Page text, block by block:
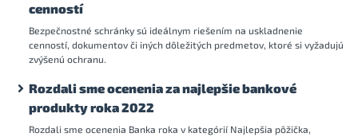
cenností
Bezpečnostné schránky sú ideálnym riešením na uskladnenie
cenností, dokumentov či iných dôležitých predmetov, ktoré si vyžadujú
zvýšenú ochranu.
Rozdali sme ocenenia za najlepšie bankové
produkty roka 2022
Rozdali sme ocenenia Banka roka v kategórií Najlepšia pôžička,